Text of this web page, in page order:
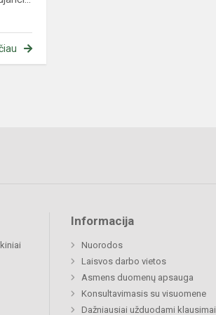
Informacija
Nuorodos
Laisvos darbo vietos
Asmens duomenų apsauga
Konsultavimasis su visuomene
Dažniausiai užduodami klausimai